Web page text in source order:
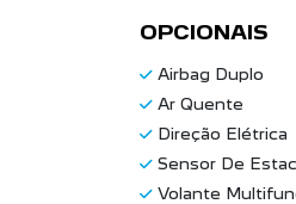
OPCIONAIS
Airbag Duplo
Ar Quente
Direção Elétrica
Sensor De
Volante